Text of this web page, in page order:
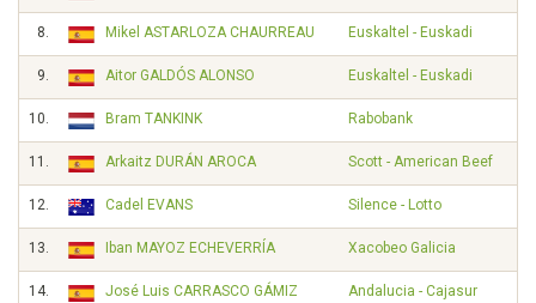
8. Mikel ASTARLOZA CHAURREAU Euskaltel - Euskadi
9. Aitor GALDÓS ALONSO Euskaltel - Euskadi
10. Bram TANKINK Rabobank
11. Arkaitz DURÁN AROCA Scott - American Beef
12. Cadel EVANS Silence - Lotto
13. Iban MAYOZ ECHEVERRÍA Xacobeo Galicia
14. José Luis CARRASCO GÁMIZ Andalucia - Cajasur